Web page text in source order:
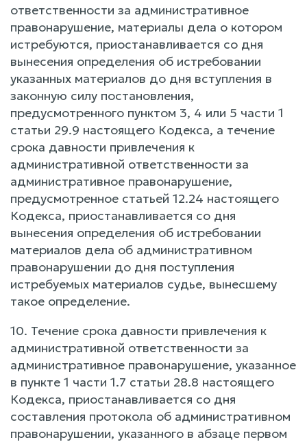
ответственности за административное
правонарушение, материалы дела о котором
истребуются, приостанавливается со дня
вынесения определения об истребовании
указанных материалов до дня вступления в
законную силу постановления,
предусмотренного пунктом 3, 4 или 5 части 1
статьи 29.9 настоящего Кодекса, а течение
срока давности привлечения к
административной ответственности за
административное правонарушение,
предусмотренное статьей 12.24 настоящего
Кодекса, приостанавливается со дня
вынесения определения об истребовании
материалов дела об административном
правонарушении до дня поступления
истребуемых материалов судье, вынесшему
такое определение.
10. Течение срока давности привлечения к
административной ответственности за
административное правонарушение, указанное
в пункте 1 части 1.7 статьи 28.8 настоящего
Кодекса, приостанавливается со дня
составления протокола об административном
правонарушении, указанного в абзаце первом